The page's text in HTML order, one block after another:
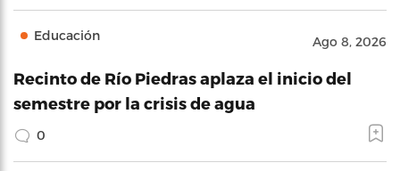
Educación Ago 8, 2026
Recinto de Río Piedras aplaza el inicio del
semestre por la crisis de agua
0